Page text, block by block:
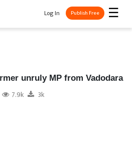
☰
Log In Publish Free
unruly MP from Vadodara
7.9k 3k